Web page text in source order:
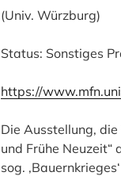
(Univ. Würzburg)
Status: Sonstiges
https://
Die Ausstellung,
und Frühe
sog.